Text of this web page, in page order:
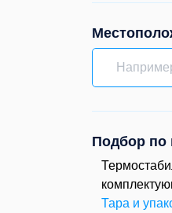
Подбор по
Тара и